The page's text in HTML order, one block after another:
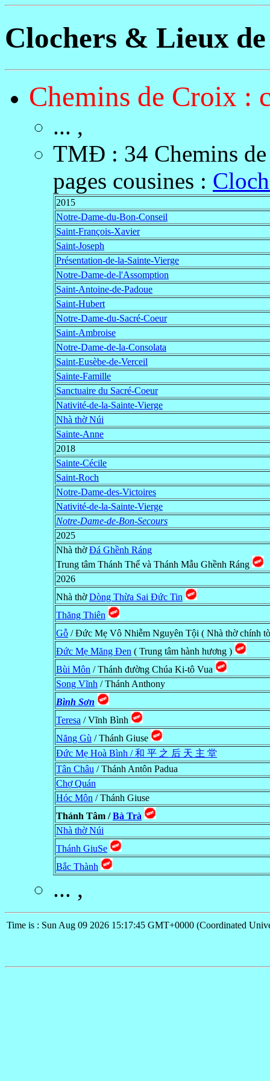
Clochers & Lieux
Chemins de Croix :
... ,
TMÐ : 34 Chemins
pages cousines :
2015
Notre-Dame-du-Bon-Conseil
Saint-François-Xavier
Saint-Joseph
Présentation-de-la-Sainte-Vierge
Notre-Dame-de-l'Assomption
Saint-Antoine-de-Padoue
Saint-Hubert
Notre-Dame-du-Sacré-Coeur
Saint-Ambroise
Notre-Dame-de-la-Consolata
Saint-Eusèbe-de-Verceil
Sainte-Famille
Sanctuaire du Sacré-Coeur
Nativité-de-la-Sainte-Vierge
Nhà thờ Núi
Sainte-Anne
2018
Sainte-Cécile
Saint-Roch
Notre-Dame-des-Victoires
Nativité-de-la-Sainte-Vierge
Notre-Dame-de-Bon-Secours
2025
Nhà thờĐá Ghềnh Ráng
Trung tâm Thánh Thể và Thánh Mẫu Ghềnh Ráng
2026
Nhà thờDòng Thừa Sai Đức Tin
Thăng Thiên
Gỗ / Đức Mẹ Vô Nhiễm Nguyên Tội ( Nhà thờ chính
Đức Mẹ Măng Đen ( Trung tâm hành hương )
Bùi Môn / Thánh đường Chúa Ki-tô Vua
Song Vĩnh / Thánh Anthony
Bình Sơn
Teresa / Vĩnh Bình
Năng Gù / Thánh Giuse
Đức Mẹ Hoà Bình / 和 平 之 后 天 主 堂
Tân Châu / Thánh Antôn Padua
Chợ Quán
Hóc Môn / Thánh Giuse
Thánh Tâm /Bà Trà
Nhà thờ Núi
Thánh GiuSe
Bắc Thành
... ,
Time is : Sun Aug 09 2026 15:17:45 GMT+0000 (Coordinated